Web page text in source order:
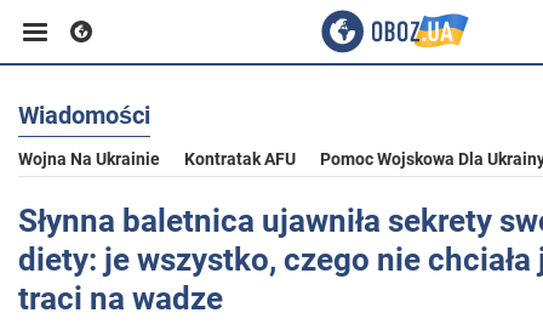
Biznes
Sport
Rozrywka
Wiadomości
Wojna Na Ukrainie Kontratak AFU Pomoc Wojskowa Dla
Słynna baletnica ujawniła sekrety
diety: je wszystko, czego nie chciała
traci na wadze